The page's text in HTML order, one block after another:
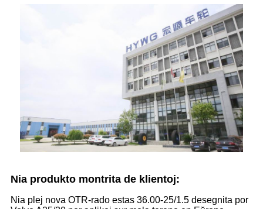
Nia produkto montrita de klientoj:
Nia plej nova OTR-rado estas 36.00-25/1.5 desegnita por